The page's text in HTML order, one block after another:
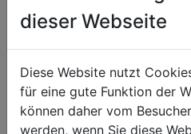
Gewicht: 0,23 kg
dieser Webseite
Diese Website nutzt
für eine gute Funktion der
können daher vom
werden, wenn Sie diese